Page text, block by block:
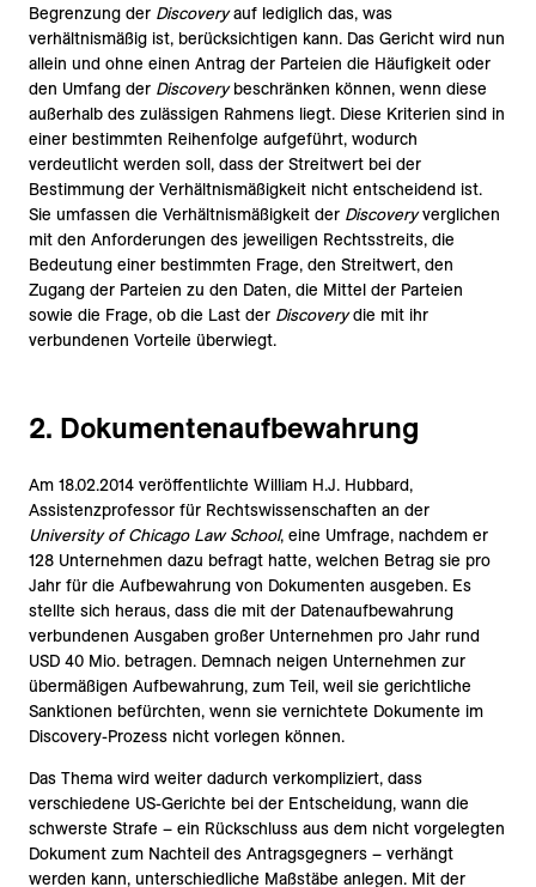
Begrenzung der Discoveryauf lediglich das, was
verhältnismäßig ist, berücksichtigen kann. Das Gericht wird nun
allein und ohne einen Antrag der Parteien die Häufigkeit oder
den Umfang der Discoverybeschränken können, wenn diese
außerhalb des zulässigen Rahmens liegt. Diese Kriterien sind in
einer bestimmten Reihenfolge aufgeführt, wodurch
verdeutlicht werden soll, dass der Streitwert bei der
Bestimmung der Verhältnismäßigkeit nicht entscheidend ist.
Sie umfassen die Verhältnismäßigkeit der Discoveryverglichen
mit den Anforderungen des jeweiligen Rechtsstreits, die
Bedeutung einer bestimmten Frage, den Streitwert, den
Zugang der Parteien zu den Daten, die Mittel der Parteien
sowie die Frage, ob die Last der Discoverydie mit ihr
verbundenen Vorteile überwiegt.
2. Dokumentenaufbewahrung
Am 18.02.2014 veröffentlichte William H.J. Hubbard,
Assistenzprofessor für Rechtswissenschaften an der
University of Chicago Law School, eine Umfrage, nachdem er
128 Unternehmen dazu befragt hatte, welchen Betrag sie pro
Jahr für die Aufbewahrung von Dokumenten ausgeben. Es
stellte sich heraus, dass die mit der Datenaufbewahrung
verbundenen Ausgaben großer Unternehmen pro Jahr rund
USD 40 Mio. betragen. Demnach neigen Unternehmen zur
übermäßigen Aufbewahrung, zum Teil, weil sie gerichtliche
Sanktionen befürchten, wenn sie vernichtete Dokumente im
Discovery-Prozess nicht vorlegen können.
Das Thema wird weiter dadurch verkompliziert, dass
verschiedene US-Gerichte bei der Entscheidung, wann die
schwerste Strafe – ein Rückschluss aus dem nicht vorgelegten
Dokument zum Nachteil des Antragsgegners – verhängt
werden kann, unterschiedliche Maßstäbe anlegen. Mit der